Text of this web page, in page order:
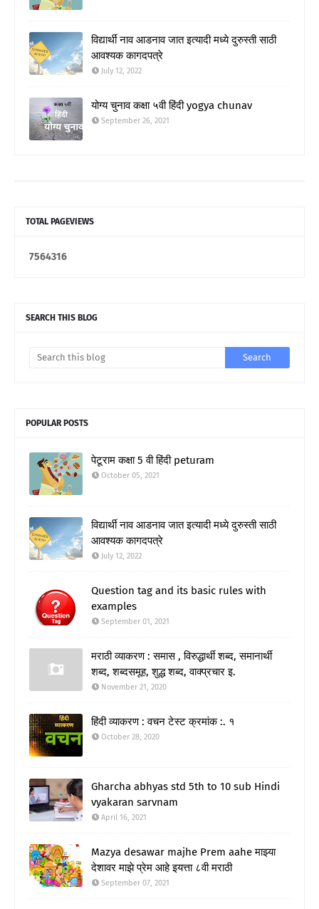
विद्यार्थी नाव आडनाव जात इत्यादी मध्ये दुरुस्ती साठी
आवश्यक कागदपत्रे
July 12, 2022
योग्य चुनाव कक्षा ५वी हिंदी yogya chunav
September 26, 2021
TOTAL PAGEVIEWS
7564316
SEARCH THIS BLOG
POPULAR POSTS
पेटूराम कक्षा 5 वी हिंदी peturam
October 05, 2021
विद्यार्थी नाव आडनाव जात इत्यादी मध्ये दुरुस्ती साठी
आवश्यक कागदपत्रे
July 12, 2022
Question tag and its basic rules with
examples
September 01, 2021
मराठी व्याकरण : समास , विरुद्धार्थी शब्द, समानार्थी
शब्द, शब्दसमूह, शुद्ध शब्द, वाक्प्रचार इ.
November 21, 2020
हिंदी व्याकरण : वचन टेस्ट क्रमांक :. १
October 28, 2020
Gharcha abhyas std 5th to 10 sub Hindi
vyakaran sarvnam
April 16, 2021
Mazya desawar majhe Prem aahe माझ्या
देशावर माझे प्रेम आहे इयत्ता ८वी मराठी
September 07, 2021